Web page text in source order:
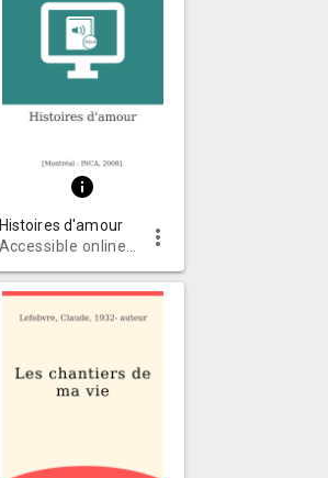
info
Histoires d'amour
more_vert